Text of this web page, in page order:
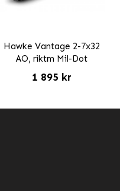
Hawke Vantage 2-7x32
AO, riktm Mil-Dot
1 895 kr